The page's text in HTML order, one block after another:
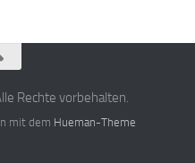
Rechte vorbehalten.
mit dem Hueman-Theme